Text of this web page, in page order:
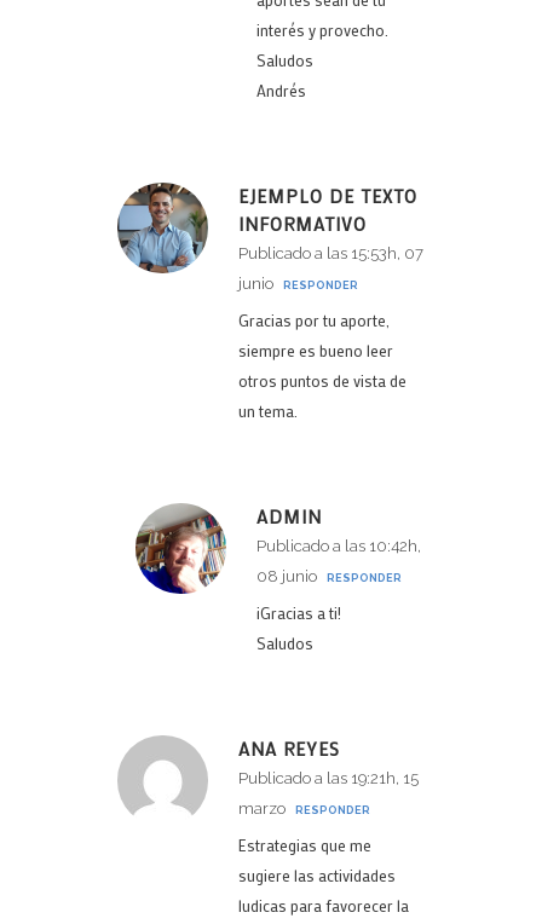
interés y provecho.
Saludos
Andrés
EJEMPLO DE TEXTO
INFORMATIVO
Publicado a las 15:53h, 07
junio
RESPONDER
Gracias por tu aporte,
siempre es bueno leer
otros puntos de vista de
un tema.
ADMIN
Publicado a las 10:42h,
08 junio
RESPONDER
¡Gracias a ti!
Saludos
ANA REYES
Publicado a las 19:21h, 15
marzo
RESPONDER
Estrategias que me
sugiere las actividades
ludicas para favorecer la